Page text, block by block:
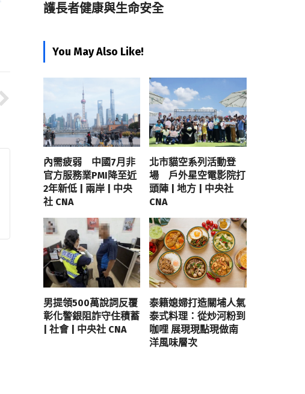
護長者健康與生命安全
You May Also Like!
內需疲弱 中國7月非
官方服務業PMI降至近
2年新低 | 兩岸 | 中央
社 CNA
北市貓空系列活動登
場 戶外星空電影院打
頭陣 | 地方 | 中央社
CNA
男提領500萬說詞反覆
彰化警銀阻詐守住積蓄
| 社會 | 中央社 CNA
泰籍媳婦打造關埔人氣
泰式料理：從炒河粉到
咖哩 展現現點現做南
洋風味層次